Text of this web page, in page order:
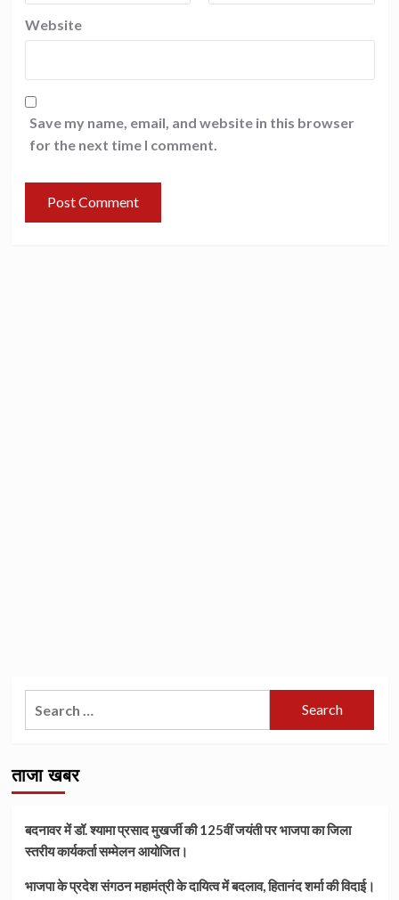
Website
Save my name, email, and website in this browser
for the next time I comment.
ताजा खबर
बदनावर में डॉ. श्यामा प्रसाद मुखर्जी की 125वीं जयंती पर भाजपा का जिला
स्तरीय कार्यकर्ता सम्मेलन आयोजित।
भाजपा के प्रदेश संगठन महामंत्री के दायित्व में बदलाव, हितानंद शर्मा की विदाई।